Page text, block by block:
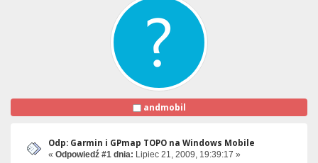
andmobil
Odp: Garmin i GPmap TOPO na Windows Mobile
« Odpowiedź #1 dnia: Lipiec 21, 2009, 19:39:17 »